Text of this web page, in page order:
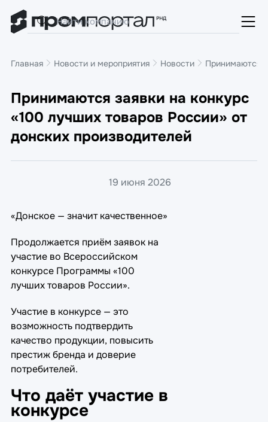
Главная Новости и мероприятия Новости Принимаются
Принимаются заявки на конкурс
«100 лучших товаров России» от
донских производителей
19 июня 2026
«Донское — значит качественное»
Продолжается приём заявок на
участие во Всероссийском
конкурсе Программы «100
лучших товаров России».
Участие в конкурсе — это
возможность подтвердить
качество продукции, повысить
престиж бренда и доверие
потребителей.
Что даёт участие в
конкурсе